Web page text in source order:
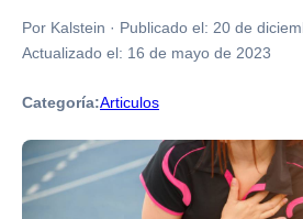
Por Kalstein · Publicado el: 20 de
Actualizado el: 16 de mayo de 2023
Categoría:Articulos